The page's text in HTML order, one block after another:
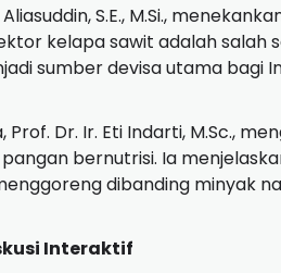
S.E., M.Si.,
kelapa sawit adalah
sumber devisa utama bagi
Prof. Dr. Ir. Eti Indarti, M.Sc.,
bernutrisi. Ia
dibanding minyak
Interaktif